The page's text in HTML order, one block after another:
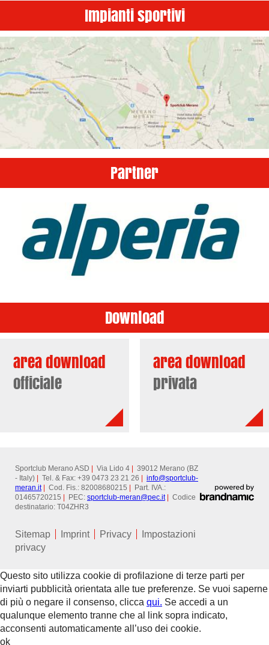
Impianti sportivi
Partner
Download
area download
officiale
area download
privata
Sportclub Merano ASD Via Lido 4
39012 Merano (BZ
- Italy)
Tel. & Fax: +39 0473 23 21 26 info@sportclub-
meran.it
Cod. Fis.: 82008680215
Part. IVA.:
01465720215
PEC: sportclub-meran@pec.it
Codice
destinatario: T04ZHR3
Sitemap Imprint Privacy
Impostazioni
privacy
Questo sito utilizza cookie di profilazione di terze parti per
inviarti pubblicità orientata alle tue preferenze. Se vuoi saperne
di più o negare il consenso, clicca qui. Se accedi a un
qualunque elemento tranne che al link sopra indicato,
acconsenti automaticamente all’uso dei cookie.
ok